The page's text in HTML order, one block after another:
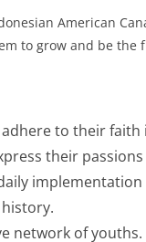
American
to grow and be the
to their faith
their
network of youths.